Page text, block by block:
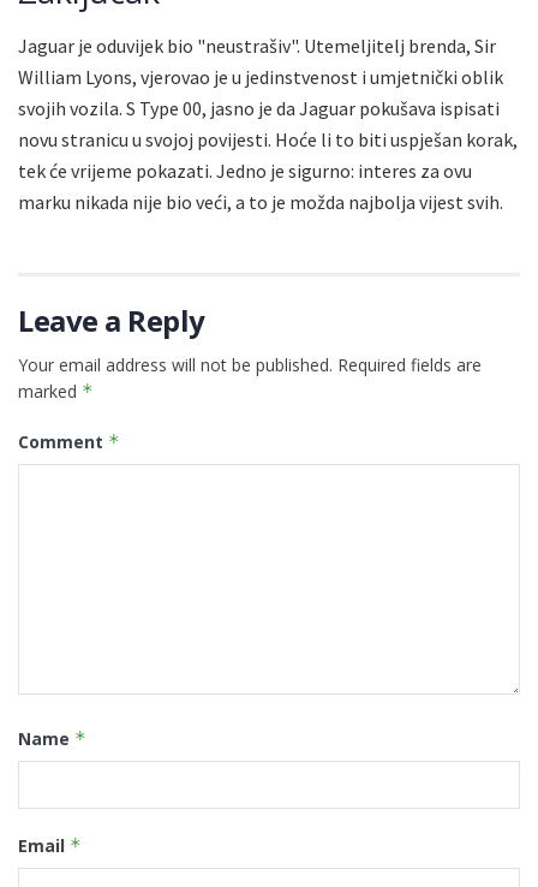
Jaguar je oduvijek bio "neustrašiv". Utemeljitelj brenda, Sir
William Lyons, vjerovao je u jedinstvenost i umjetnički oblik
svojih vozila. S Type 00, jasno je da Jaguar pokušava ispisati
novu stranicu u svojoj povijesti. Hoće li to biti uspješan korak,
tek će vrijeme pokazati. Jedno je sigurno: interes za ovu
marku nikada nije bio veći, a to je možda najbolja vijest svih.
Leave a Reply
Your email address will not be published. Required fields are
marked *
Comment *
Name *
Email *